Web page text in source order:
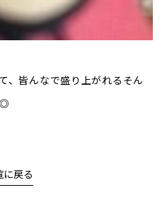
、皆んなで盛り上がれるそん
◎
に戻る